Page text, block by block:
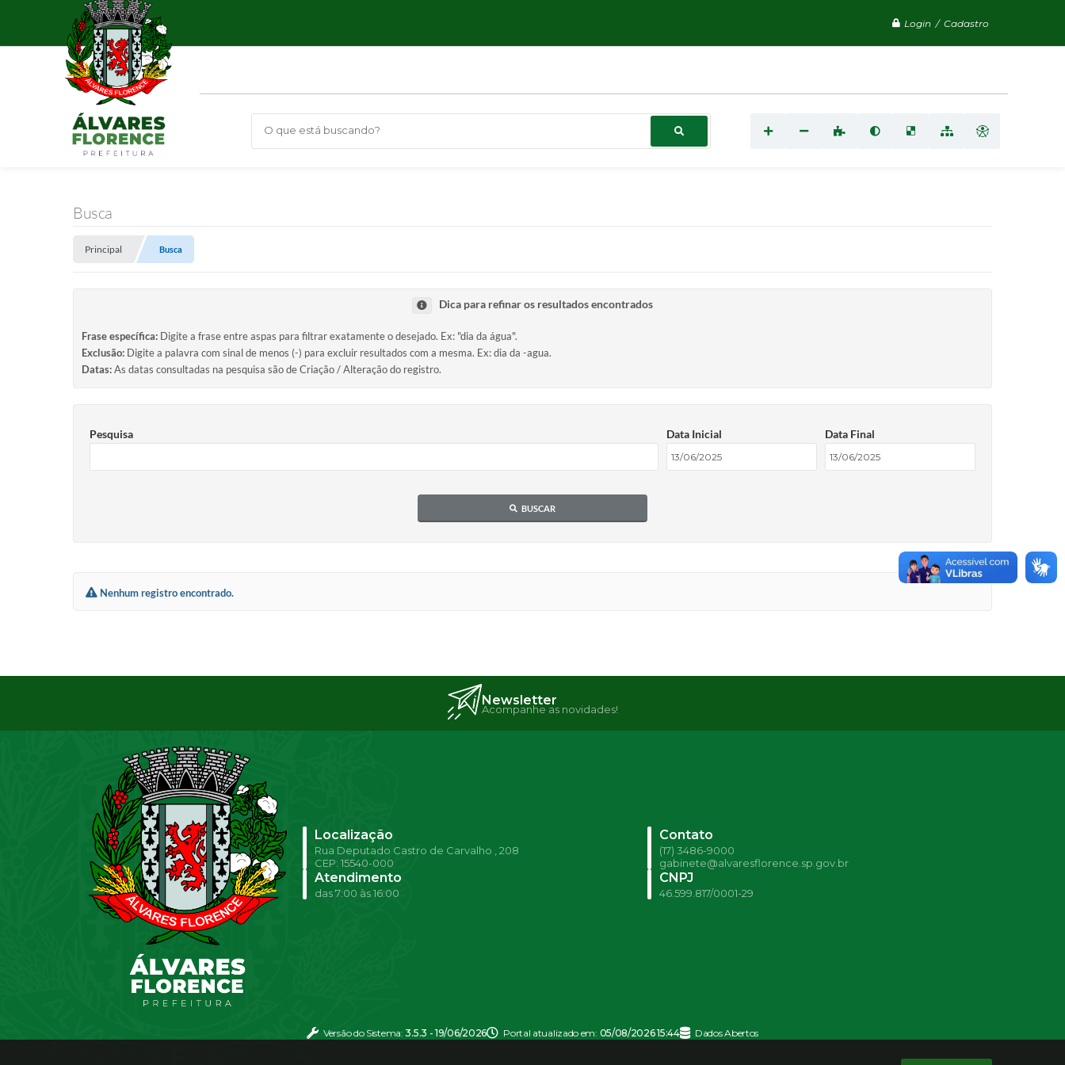
Login / Cadastro
Busca
Principal Busca
Dica para refinar os resultados encontrados
Frase específica: Digite a frase entre aspas para filtrar exatamente o desejado. Ex: "dia da água".
Exclusão: Digite a palavra com sinal de menos (-) para excluir resultados com a mesma. Ex: dia da -agua.
Datas:As datas consultadas na pesquisa são de Criação / Alteração do registro.
Pesquisa Data Inicial Data Final
BUSCAR
Nenhum registro encontrado.
Newsletter
Acompanhe as novidades!
Localização
Rua Deputado Castro de Carvalho , 208
CEP: 15540-000
Contato
(17) 3486-9000
gabinete@alvaresflorence.sp.gov.br
Atendimento
das 7:00 às 16:00
CNPJ
46.599.817/0001-29
Versão do Sistema:3.5.3 - 19/06/2026 Portal atualizado em: 05/08/2026 15:44 Dados Abertos